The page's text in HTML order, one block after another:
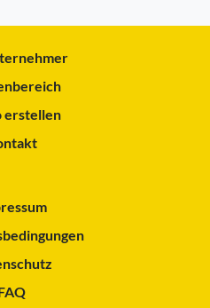
erstellen